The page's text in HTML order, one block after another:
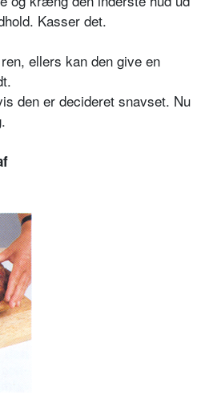
Kasser det.
ellers kan den give en
den er decideret snavset. Nu